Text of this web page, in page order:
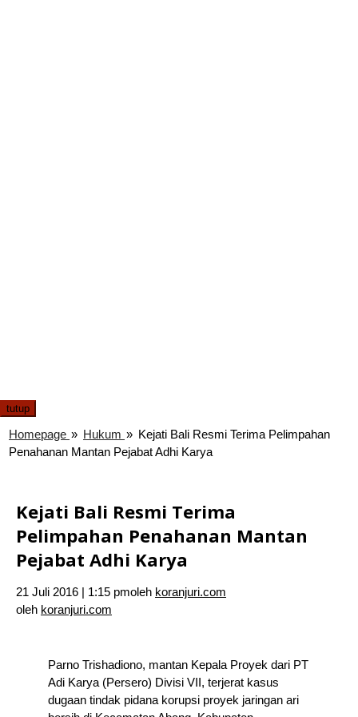
tutup
Homepage » Hukum » Kejati Bali Resmi Terima Pelimpahan
Penahanan Mantan Pejabat Adhi Karya
Kejati Bali Resmi Terima
Pelimpahan Penahanan Mantan
Pejabat Adhi Karya
21 Juli 2016 | 1:15 pmoleh koranjuri.com
oleh koranjuri.com
Parno Trishadiono, mantan Kepala Proyek dari PT
Adi Karya (Persero) Divisi VII, terjerat kasus
dugaan tindak pidana korupsi proyek jaringan ari